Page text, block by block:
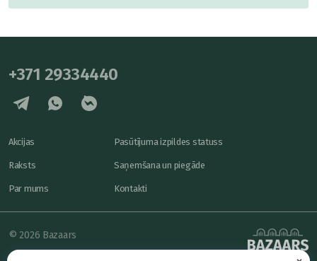
+371 29334440
Akcijas
Raksts
Par mums
Pasūtījuma izpildes statuss
Saņemšana un piegāde
Kontakti
© 2026 Bazaars